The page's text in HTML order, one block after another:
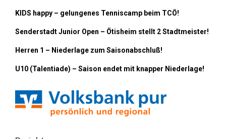
KIDS happy – gelungenes Tenniscamp beim TCÖ!
Senderstadt Junior Open – Ötisheim stellt 2 Stadtmeister!
Herren 1 – Niederlage zum Saisonabschluß!
U10 (Talentiade) – Saison endet mit knapper Niederlage!